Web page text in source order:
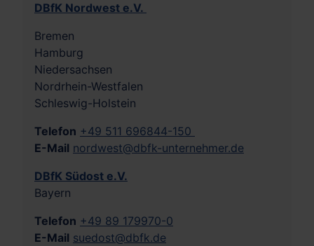
DBfK Nordwest e.V.
Bremen
Hamburg
Niedersachsen
Nordrhein-Westfalen
Schleswig-Holstein
Telefon +49 511 696844-150
E-Mail nordwest@dbfk-unternehmer.de
DBfK Südost e.V.
Bayern
Telefon +49 89 179970-0
E-Mail suedost@dbfk.de